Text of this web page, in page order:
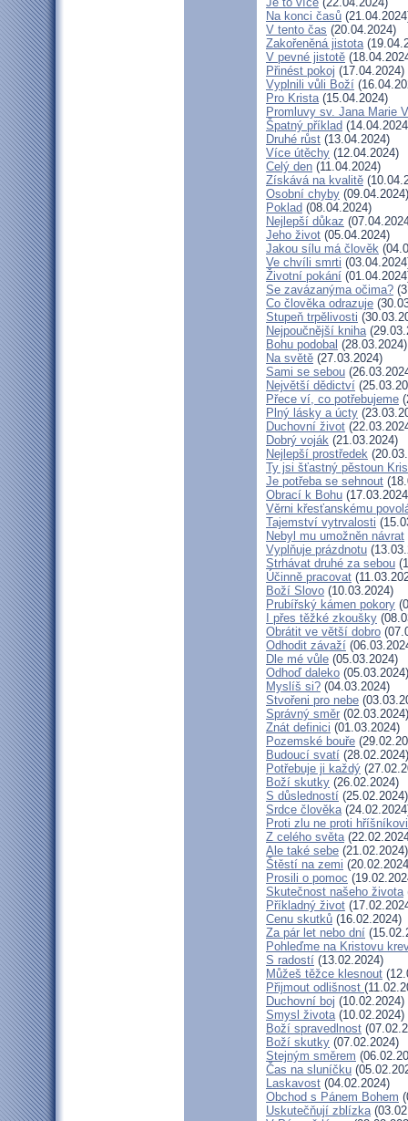
Na konci časů
V tento čas (20.04.2024)
Zakořeněná jistota
V pevné jistotě
Přinést pokoj (17.04.2024)
Vyplnili vůli Boží
Pro Krista(15.04.2024)
Promluvy sv. Jana Marie
Špatný příklad
Druhé růst (13.04.2024)
Více útěchy (12.04.2024)
Celý den (11.04.2024)
Získává na kvalitě
Osobní chyby (09.04.2024)
Poklad (08.04.2024)
Nejlepší důkaz
Jeho život (05.04.2024)
Jakou sílu má člověk
Ve chvíli smrti
Životní pokání
Se zavázanýma očima?
Co člověka odrazuje
Stupeň trpělivosti
Nejpoučnější kniha
Bohu podobal (28.03.2024)
Na světě (27.03.2024)
Sami se sebou
Největší dědictví
Přece ví, co potřebujeme
Plný lásky a úcty
Duchovní život
Dobrý voják (21.03.2024)
Nejlepší prostředek
Ty jsi šťastný pěstoun
Je potřeba se sehnout
Obrací k Bohu
Věrni křesťanskému
Tajemství vytrvalosti
Nebyl mu umožněn návrat
Vyplňuje prázdnotu
Strhávat druhé za sebou
Účinně pracovat
Boží Slovo (10.03.2024)
Prubířský kámen pokory
I přes těžké zkoušky
Obrátit ve větší dobro
Odhodit závaží
Dle mé vůle (05.03.2024)
Odhoď daleko (05.03.2024)
Myslíš si? (04.03.2024)
Stvořeni pro nebe
Správný směr (02.03.2024)
Znát definici (01.03.2024)
Pozemské bouře
Budoucí svatí (28.02.2024)
Potřebuje ji každý
Boží skutky (26.02.2024)
S důsledností (25.02.2024)
Srdce člověka
Proti zlu ne proti hříšníkovi
Z celého světa
Ale také sebe (21.02.2024)
Štěstí na zemi
Prosili o pomoc
Skutečnost našeho života
Příkladný život
Cenu skutků (16.02.2024)
Za pár let nebo dní
Pohleďme na Kristovu
S radostí (13.02.2024)
Můžeš těžce klesnout
Přijmout odlišnost
Duchovní boj (10.02.2024)
Smysl života(10.02.2024)
Boží spravedlnost
Boží skutky (07.02.2024)
Stejným směrem
Čas na sluníčku
Laskavost (04.02.2024)
Obchod s Pánem Bohem
Uskutečňují zblízka